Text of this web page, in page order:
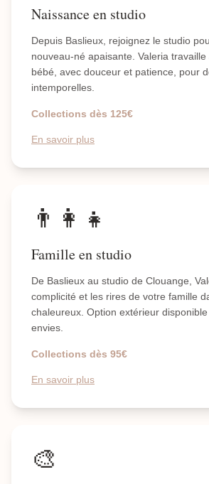
Naissance en studio
Depuis Baslieux, rejoignez le studio
nouveau-né apaisante. Valeria
bébé, avec douceur et patience, pour
intemporelles.
Collections dès 125€
En savoir plus
👨‍👩‍👧
Famille en studio
De Baslieux au studio de Clouange,
complicité et les rires de votre famille
chaleureux. Option extérieur
envies.
Collections dès 95€
En savoir plus
🎨